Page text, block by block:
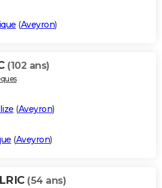
(Aveyron)
(102 ans)
(Aveyron)
(Aveyron)
(54 ans)